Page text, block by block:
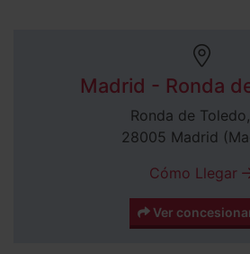
Madrid - Ronda
Ronda de
28005 Madrid
Cómo Llegar
Ver